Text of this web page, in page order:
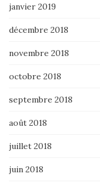
janvier 2019
décembre 2018
novembre 2018
octobre 2018
septembre 2018
août 2018
juillet 2018
juin 2018